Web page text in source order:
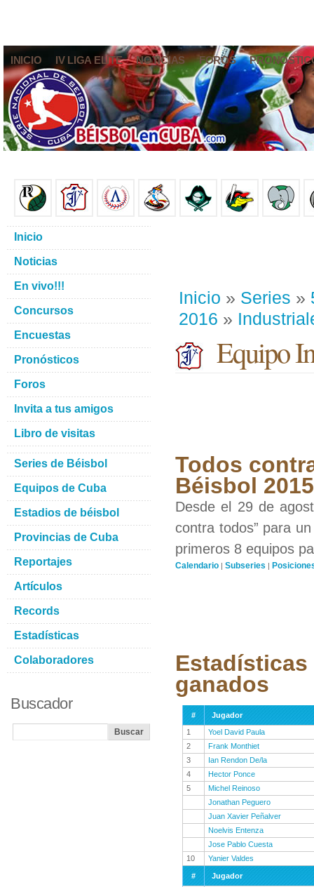
INICIO IV LIGA ELITE NOTICIAS FOROS
Inicio » Series »
2016 »
Equipo
Todos
Béisbol
Desde el 29 de
contra todos” para
primeros 8 equipos
Calendario | Subseries |
ganados
#
Jugador
1
Yoel David Paula
2
Frank Monthiet
3
Ian Rendon De/la
4
Hector Ponce
5
Michel Reinoso
Jonathan Peguero
Juan Xavier Peñalver
Noelvis Entenza
Jose Pablo Cuesta
10
Yanier Valdes
#
Jugador
Inicio
Noticias
En vivo!!!
Concursos
Encuestas
Pronósticos
Foros
Invita a tus amigos
Libro de visitas
Series de Béisbol
Equipos de Cuba
Estadios de béisbol
Provincias de Cuba
Reportajes
Artículos
Records
Estadísticas
Colaboradores
Buscador